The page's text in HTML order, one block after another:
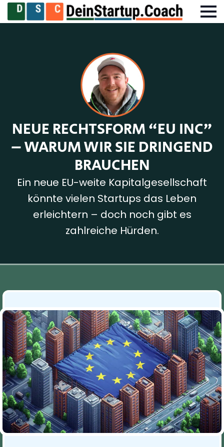
NEUE RECHTSFORM “EU INC”
– WARUM WIR SIE DRINGEND
BRAUCHEN
Ein neue EU-weite Kapitalgesellschaft
könnte vielen Startups das Leben
erleichtern – doch noch gibt es
zahlreiche Hürden.